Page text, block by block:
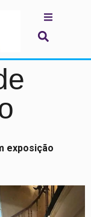
exposição